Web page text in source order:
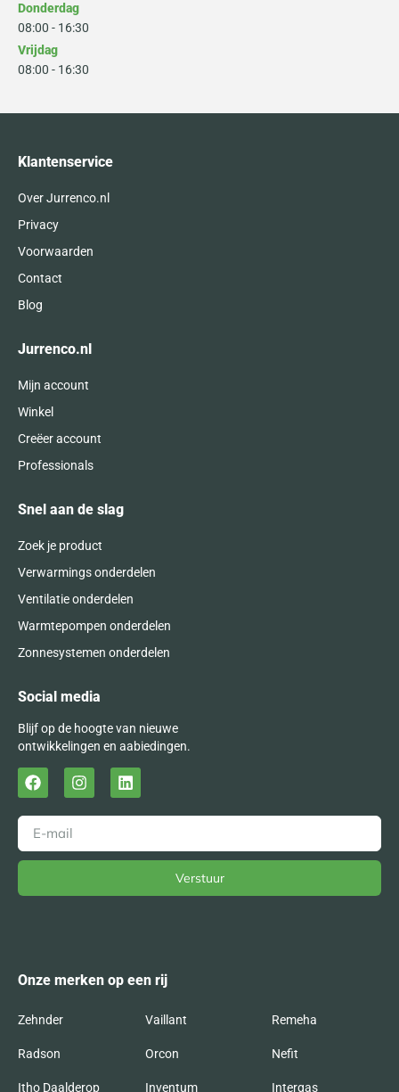
Donderdag
08:00 - 16:30
Vrijdag
08:00 - 16:30
Klantenservice
Over Jurrenco.nl
Privacy
Voorwaarden
Contact
Blog
Jurrenco.nl
Mijn account
Winkel
Creëer account
Professionals
Snel aan de slag
Zoek je product
Verwarmings onderdelen
Ventilatie onderdelen
Warmtepompen onderdelen
Zonnesystemen onderdelen
Social media
Blijf op de hoogte van nieuwe
ontwikkelingen en aabiedingen.
Verstuur
Onze merken op een rij
Zehnder Vaillant Remeha
Radson Orcon Nefit
Itho Daalderop Inventum Intergas